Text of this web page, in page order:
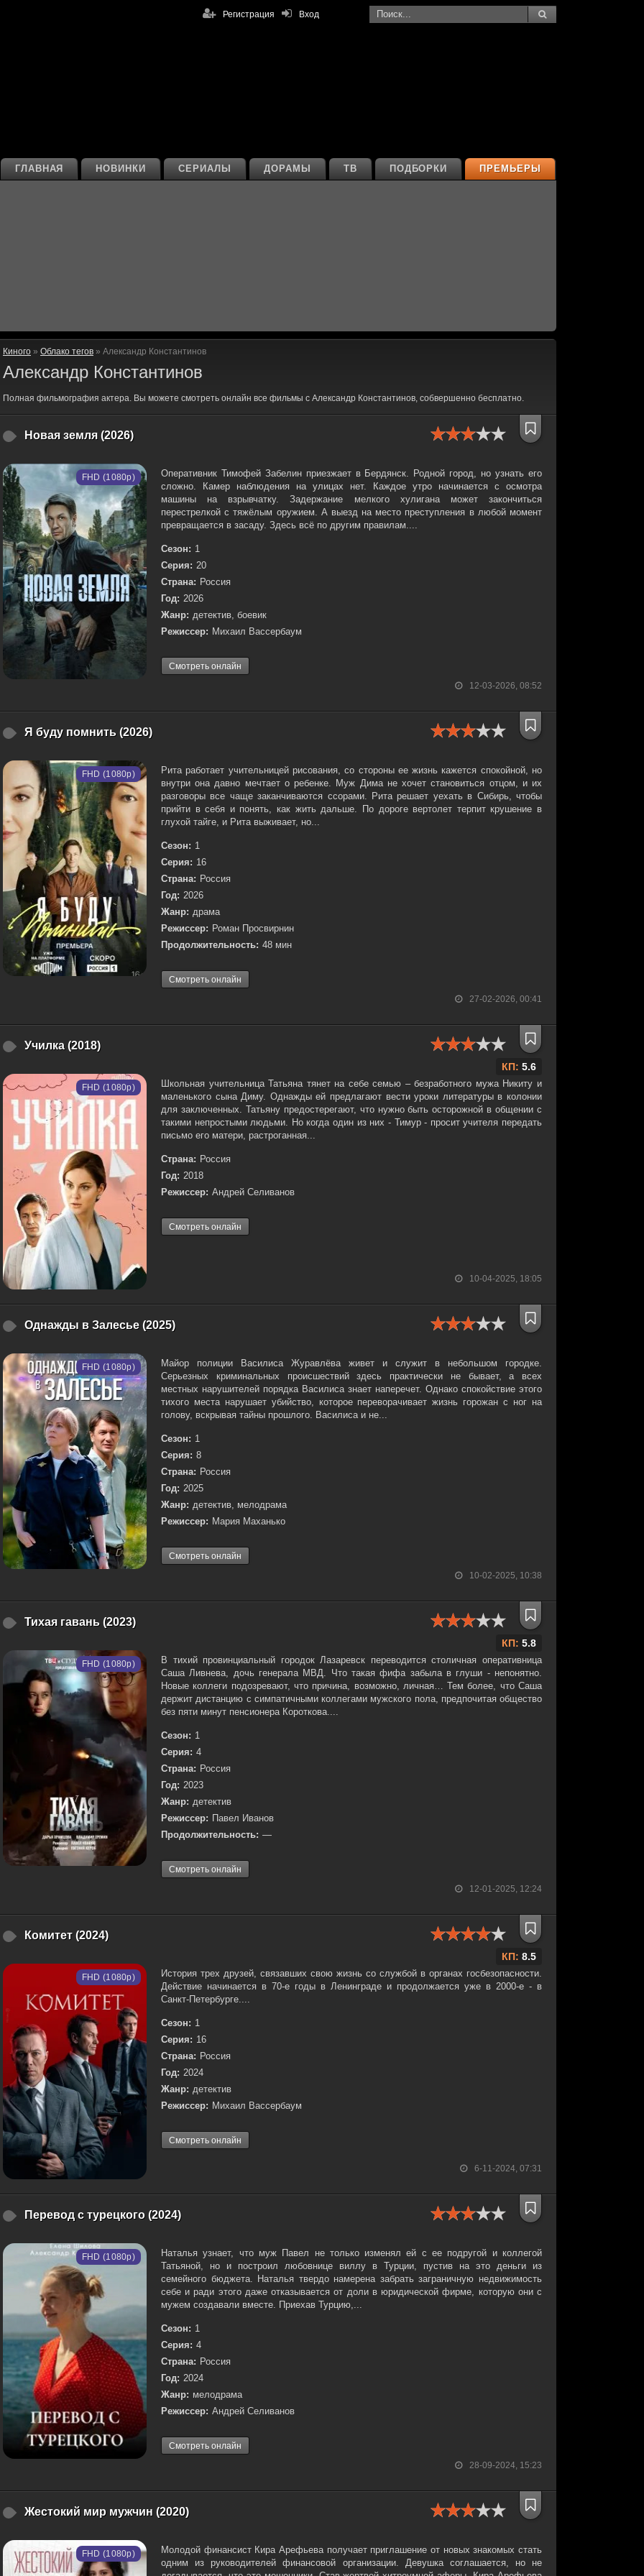
Вход
Регистрация
ПРЕМЬЕРЫ
ПОДБОРКИ
ТВ
ДОРАМЫ
СЕРИАЛЫ
НОВИНКИ
ГЛАВНАЯ
Киного » Облако тегов » Александр Константинов
Александр Константинов
Полная фильмография актера. Вы можете смотреть онлайн все фильмы с Александр Константинов, собвершенно бесплатно.
Новая земля (2026)
12-03-2026, 08:52
FHD (1080p)
Оперативник Тимофей Забелин приезжает в Бердянск. Родной город, но узнать его
сложно. Камер наблюдения на улицах нет. Каждое утро начинается с осмотра
машины на взрывчатку. Задержание мелкого хулигана может закончиться
перестрелкой с тяжёлым оружием. А выезд на место преступления в любой момент
превращается в засаду. Здесь всё по другим правилам....
Сезон: 1
Серия: 20
Страна: Россия
Год: 2026
Жанр: детектив, боевик
Режиссер: Михаил Вассербаум
Смотреть онлайн
Я буду помнить (2026)
27-02-2026, 00:41
FHD (1080p)
Рита работает учительницей рисования, со стороны ее жизнь кажется спокойной, но
внутри она давно мечтает о ребенке. Муж Дима не хочет становиться отцом, и их
разговоры все чаще заканчиваются ссорами. Рита решает уехать в Сибирь, чтобы
прийти в себя и понять, как жить дальше. По дороге вертолет терпит крушение в
глухой тайге, и Рита выживает, но...
Сезон: 1
Серия: 16
Страна: Россия
Год: 2026
Жанр: драма
Режиссер: Роман Просвирнин
Продолжительность: 48 мин
Смотреть онлайн
Училка (2018)
КП: 5.6
10-04-2025, 18:05
FHD (1080p)
Школьная учительница Татьяна тянет на себе семью – безработного мужа Никиту и
маленького сына Диму. Однажды ей предлагают вести уроки литературы в колонии
для заключенных. Татьяну предостерегают, что нужно быть осторожной в общении с
такими непростыми людьми. Но когда один из них - Тимур - просит учителя передать
письмо его матери, растроганная...
Страна: Россия
Год: 2018
Режиссер: Андрей Селиванов
Смотреть онлайн
Однажды в Залесье (2025)
10-02-2025, 10:38
FHD (1080p)
Майор полиции Василиса Журавлёва живет и служит в небольшом городке.
Серьезных криминальных происшествий здесь практически не бывает, а всех
местных нарушителей порядка Василиса знает наперечет. Однако спокойствие этого
тихого места нарушает убийство, которое переворачивает жизнь горожан с ног на
голову, вскрывая тайны прошлого. Василиса и не...
Сезон: 1
Серия: 8
Страна: Россия
Год: 2025
Жанр: детектив, мелодрама
Режиссер: Мария Маханько
Смотреть онлайн
Тихая гавань (2023)
КП: 5.8
12-01-2025, 12:24
FHD (1080p)
В тихий провинциальный городок Лазаревск переводится столичная оперативница
Саша Ливнева, дочь генерала МВД. Что такая фифа забыла в глуши - непонятно.
Новые коллеги подозревают, что причина, возможно, личная… Тем более, что Саша
держит дистанцию с симпатичными коллегами мужского пола, предпочитая общество
без пяти минут пенсионера Короткова....
Сезон: 1
Серия: 4
Страна: Россия
Год: 2023
Жанр: детектив
Режиссер: Павел Иванов
Продолжительность: —
Смотреть онлайн
Комитет (2024)
КП: 8.5
6-11-2024, 07:31
FHD (1080p)
История трех друзей, связавших свою жизнь со службой в органах госбезопасности.
Действие начинается в 70-е годы в Ленинграде и продолжается уже в 2000-е - в
Санкт-Петербурге....
Сезон: 1
Серия: 16
Страна: Россия
Год: 2024
Жанр: детектив
Режиссер: Михаил Вассербаум
Смотреть онлайн
Перевод с турецкого (2024)
28-09-2024, 15:23
FHD (1080p)
Наталья узнает, что муж Павел не только изменял ей с ее подругой и коллегой
Татьяной, но и построил любовнице виллу в Турции, пустив на это деньги из
семейного бюджета. Наталья твердо намерена забрать заграничную недвижимость
себе и ради этого даже отказывается от доли в юридической фирме, которую они с
мужем создавали вместе. Приехав Турцию,...
Сезон: 1
Серия: 4
Страна: Россия
Год: 2024
Жанр: мелодрама
Режиссер: Андрей Селиванов
Смотреть онлайн
Жестокий мир мужчин (2020)
FHD (1080p)
Молодой финансист Кира Арефьева получает приглашение от новых знакомых стать
одним из руководителей финансовой организации. Девушка соглашается, но не